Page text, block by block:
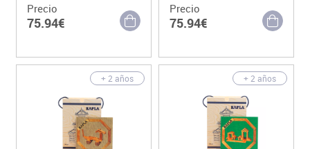
Precio
75.94€
Precio
75.94€
+ 2 años + 2 años